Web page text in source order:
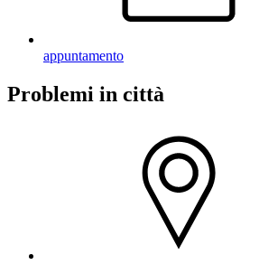
appuntamento
Problemi in città